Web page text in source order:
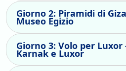
Giorno 2: Piramidi di
Museo Egizio
Giorno 3: Volo per Luxor
Karnak e Luxor